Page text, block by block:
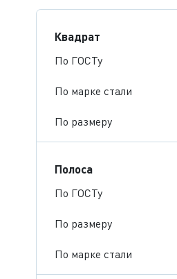
Квадрат
По ГОСТу
По марке стали
По размеру
Полоса
По ГОСТу
По размеру
По марке стали